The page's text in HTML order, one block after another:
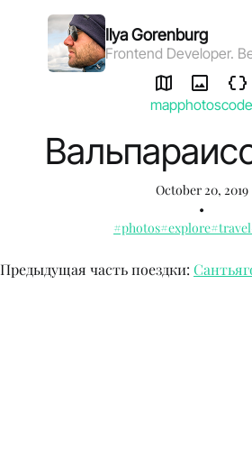
Ilya Gorenburg
Frontend Developer.
mapphotoscode
October 20, 2019
•
#photos#explore#travel
Предыдущая часть поездки: